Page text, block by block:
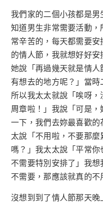
我們家的二個小孩都是
知道男生非常需要活動
常辛苦的，每天都需要安
的情人節，我就想好好
她說「再過幾天就是情
有想去的地方呢？」當時
所以我太太就說「唉呀
周章啦！」我說「可是
一下，我們去妳最喜歡
太說「不用啦，不要那麼
嗎？」我太太說「平常你
不需要特別安排了」我
不需要，那應該就真的不
沒想到到了情人節那天晚